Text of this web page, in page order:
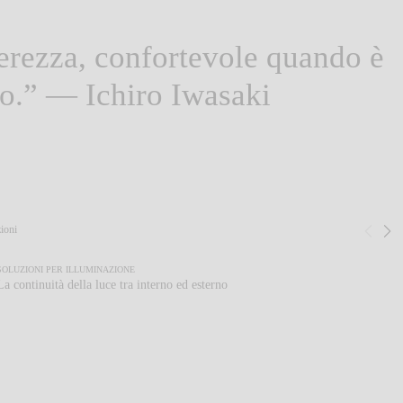
confortevole quando è
— Ichiro Iwasaki
PER ILLUMINAZIONE
La continuità della luce tra interno ed esterno